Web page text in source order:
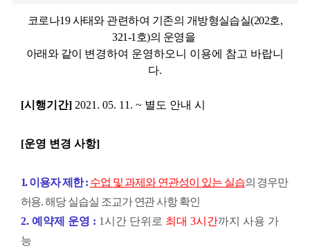
코로나19사태와 관련하여 기존의 개방형실습실(202호,
321-1호)의 운영을
아래와 같이 변경하여 운영하오니 이용에 참고 바랍니
다.
[시행기간]2021. 05. 11. ~ 별도 안내 시
[운영 변경 사항]
1. 이용자 제한: 수업 및 과제와 연관성이 있는 실습의 경우만
허용. 해당 실습실 조교가 연관 사항 확인
2. 예약제 운영 : 1시간 단위로 최대 3시간까지 사용 가
능